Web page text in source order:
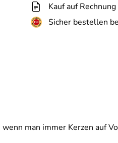
Kauf auf
Sicher bestellen
man immer Kerzen auf